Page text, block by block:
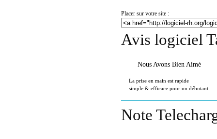
Placer sur votre site :
Avis logiciel
Nous Avons Bien Aimé
La prise en main est rapide
simple & efficace pour un débutant
Note